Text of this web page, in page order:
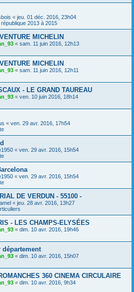
« jeu. 01 déc. 2016, 23h04
2013 à 2015
MICHELIN
« sam. 11 juin 2016, 12h13
MICHELIN
« sam. 11 juin 2016, 12h11
- LE GRAND TAUREAU
« ven. 10 juin 2016, 18h14
« ven. 29 avr. 2016, 17h54
« ven. 29 avr. 2016, 15h54
« ven. 29 avr. 2016, 15h54
DE VERDUN - 55100 -
« jeu. 28 avr. 2016, 13h27
- LES CHAMPS-ELYSÉES
« dim. 10 avr. 2016, 19h46
département
« dim. 10 avr. 2016, 15h07
360 CINEMA CIRCULAIRE
« dim. 10 avr. 2016, 9h34